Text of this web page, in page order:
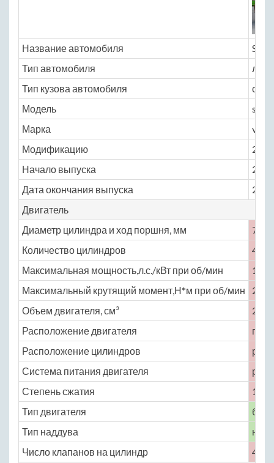
Название автомобиля
Тип автомобиля
Тип кузова автомобиля
Модель
Марка
Модификацию
2.5
Начало выпуска
2003
Дата окончания выпуска
2006
Двигатель
Диаметр цилиндра и ход поршня, мм
77 ×
Количество цилиндров
4
Максимальная мощность,л.с./кВт при об/мин
156
Максимальный крутящий момент,Н*м при об/мин
240
Объем двигателя, см³
2492
Расположение двигателя
Расположение цилиндров
Система питания двигателя
Степень сжатия
10.2
Тип двигателя
Тип наддува
нет
Число клапанов на цилиндр
4